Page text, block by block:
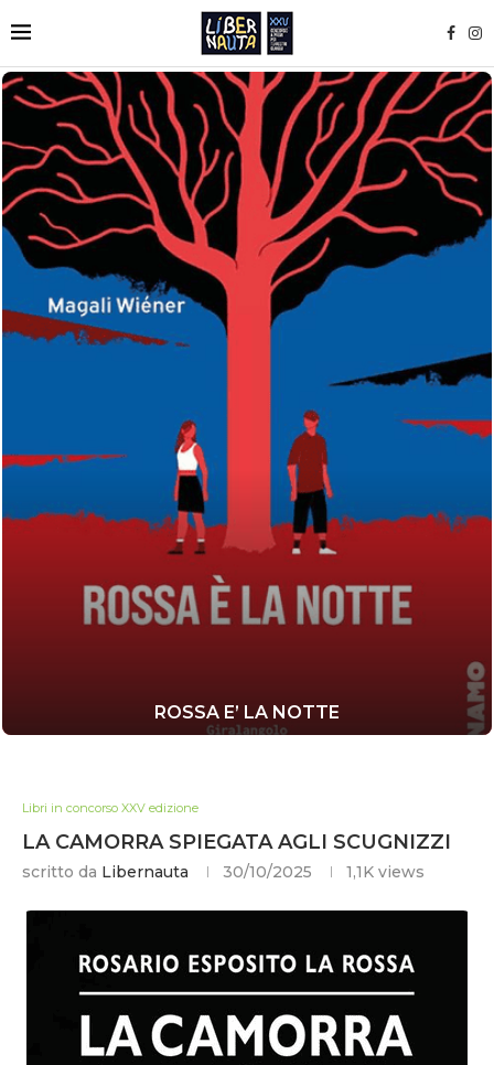
ROSSA E’ LA NOTTE
Libri in concorso XXV edizione
LA CAMORRA SPIEGATA AGLI SCUGNIZZI
scritto da Libernauta 30/10/2025 1,1K views